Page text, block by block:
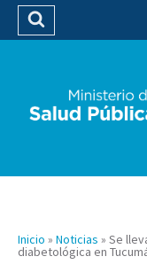
Buscar
Inicio » Noticias » Se
diabetológica en